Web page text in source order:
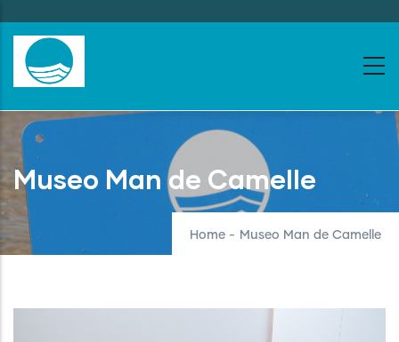
to
main
content
Museo Man de Camelle
Home - Museo Man de Camelle